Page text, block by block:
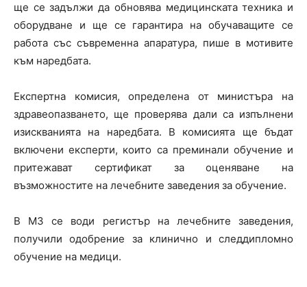
ще се задължи да обновява медицинската техника и
оборудване и ще се гарантира на обучаващите се
работа със съвременна апаратура, пише в мотивите
към наредбата.
Експертна комисия, определена от министъра на
здравеопазването, ще проверява дали са изпълнени
изискванията на наредбата. В комисията ще бъдат
включени експерти, които са преминали обучение и
притежават сертификат за оценяване на
възможностите на лечебните заведения за обучение.
В МЗ се води регистър на лечебните заведения,
получили одобрение за клинично и следдипломно
обучение на медици.